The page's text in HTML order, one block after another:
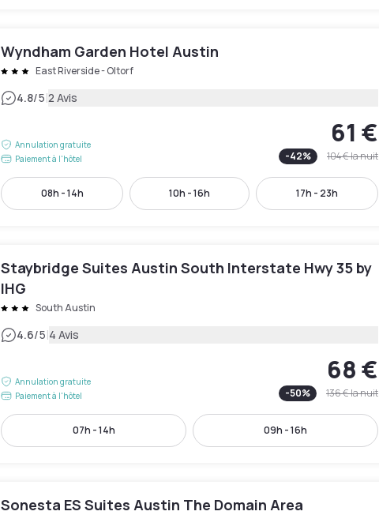
Wyndham Garden Hotel Austin
East Riverside - Oltorf
4.8/5|2 Avis
Annulation gratuite
Paiement à l'hôtel
61 €
-42% 104 €la nuit
08h - 14h 10h - 16h 17h - 23h
Staybridge Suites Austin South Interstate Hwy 35 by
IHG
South Austin
4.6/5|4 Avis
Annulation gratuite
Paiement à l'hôtel
68 €
-50% 136 €la nuit
07h - 14h 09h - 16h
Sonesta ES Suites Austin The Domain Area